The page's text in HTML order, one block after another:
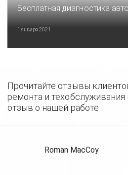
Бесплатная диагностика
1 января 2021
Прочитайте отзывы
ремонта и техобслуживания
отзыв о нашей работе
Roman MacCoy